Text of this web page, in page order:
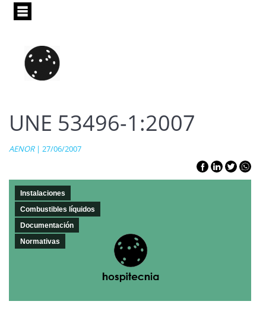
Pasar
principal
UNE 53496-1:2007
AENOR| 27/06/2007
Instalaciones
Combustibles líquidos
Documentación
Normativas